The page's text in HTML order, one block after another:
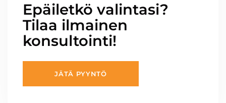
Epäiletkö valintasi?
Tilaa ilmainen
konsultointi!
JÄTÄ PYYNTÖ